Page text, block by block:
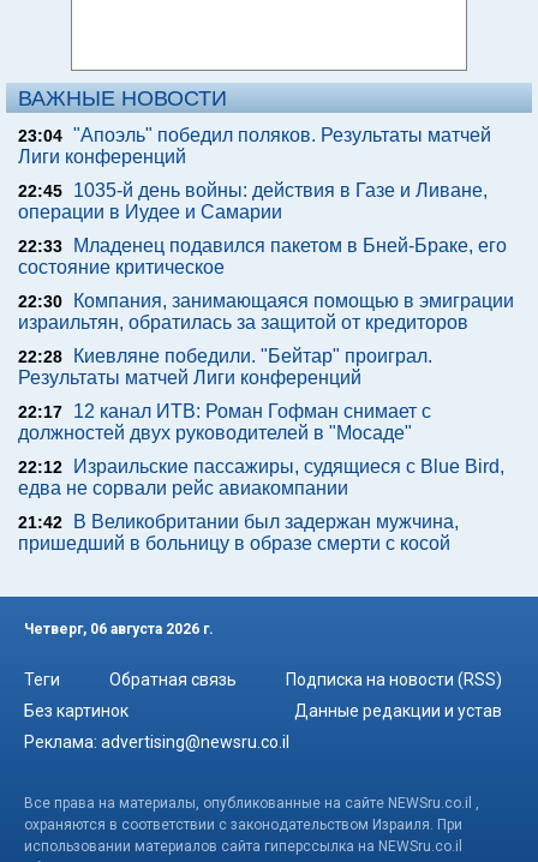
ВАЖНЫЕ НОВОСТИ
23:04 "Апоэль" победил поляков. Результаты матчей
Лиги конференций
22:45
1035-й день войны: действия в Газе и Ливане,
операции в Иудее и Самарии
22:33
Младенец подавился пакетом в Бней-Браке, его
состояние критическое
22:30
Компания, занимающаяся помощью в эмиграции
израильтян, обратилась за защитой от кредиторов
22:28
Киевляне победили. "Бейтар" проиграл.
Результаты матчей Лиги конференций
22:17
12 канал ИТВ: Роман Гофман снимает с
должностей двух руководителей в "Мосаде"
22:12
Израильские пассажиры, судящиеся с Blue Bird,
едва не сорвали рейс авиакомпании
21:42
В Великобритании был задержан мужчина,
пришедший в больницу в образе смерти с косой
Четверг, 06 августа 2026 г.
Теги Обратная связь
Подписка на новости (RSS)
Без картинок
Данные редакции и устав
Реклама: advertising@newsru.co.il
Все права на материалы, опубликованные на сайте NEWSru.co.il ,
охраняются в соответствии с законодательством Израиля. При
использовании материалов сайта гиперссылка на NEWSru.co.il